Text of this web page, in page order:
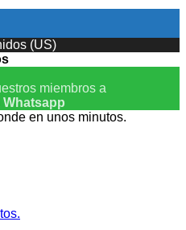
(US)
miembros a
Whatsapp
en unos minutos.